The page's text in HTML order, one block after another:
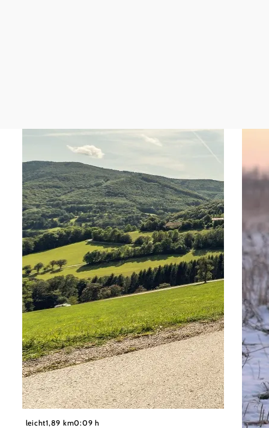
Wienerwald Tourismus GmbH / Christoph Kerschbaum
leicht1,89 km0:09 h